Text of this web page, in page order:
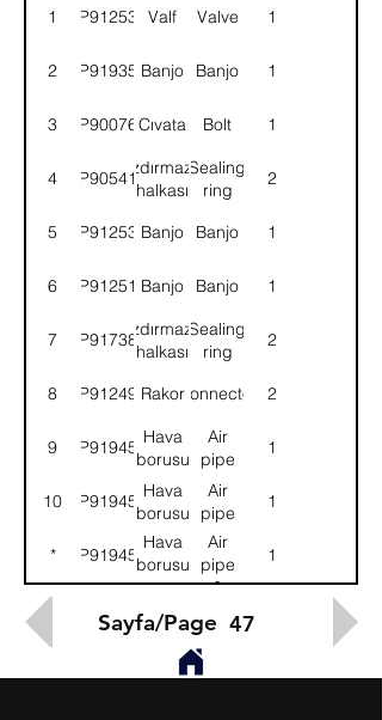
1 9P912539 Valf Valve 1
2 9P919350Banjo Banjo 1
3 9P900760Cıvata Bolt 1
4 9P905417
Sızdırmazlık
halkası
Sealing
ring
2
5 9P912534Banjo Banjo 1
6 9P912517Banjo Banjo 1
7 9P917381
Sızdırmazlık
halkası
Sealing
ring
2
8 9P912494RakorConnector 2
9 9P919456
Hava
borusu
Air
pipe
1
10 9P919457
Hava
borusu
Air
pipe
1
* 9P919454
Hava
borusu
ve
valfi-
KMPL.
Air
pipe
&
ASSY.
1
Sayfa/Page 47